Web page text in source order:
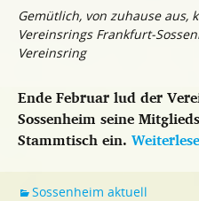
Gemütlich, von zuhause aus,
Vereinsrings Frankfurt-
Vereinsring
Ende Februar lud der
Sossenheim seine
Stammtisch ein.
Sossenheim aktuell